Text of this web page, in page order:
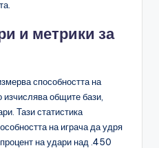
и метрики за
способността на
общите бази,
Тази статистика
на играча да удря
на удари над .450